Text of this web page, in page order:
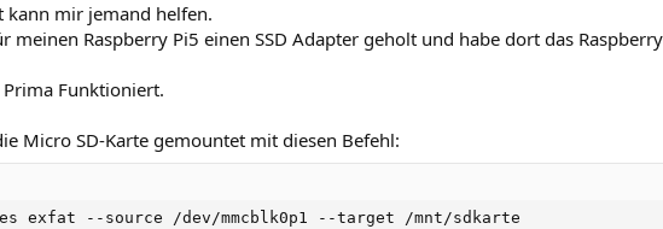
kann mir jemand helfen.
meinen Raspberry Pi5 einen SSD Adapter geholt und habe dort das
Prima Funktioniert.
Micro SD-Karte gemountet mit diesen Befehl:
exfat --source /dev/mmcblk0p1 --target /mnt/sdkarte